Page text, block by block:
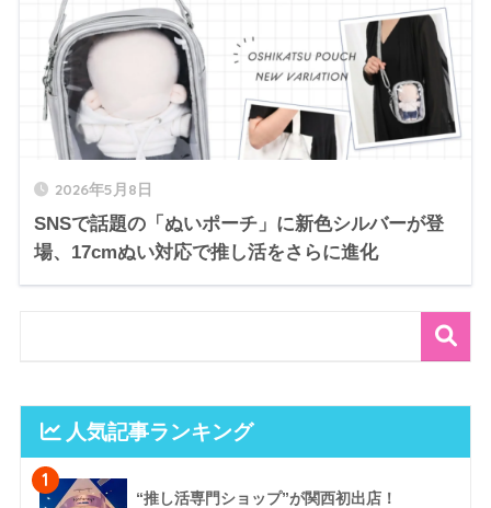
2026年5月8日
SNSで話題の「ぬいポーチ」に新色シルバーが登
場、17cmぬい対応で推し活をさらに進化
人気記事ランキング
1
“推し活専門ショップ”が関西初出店！